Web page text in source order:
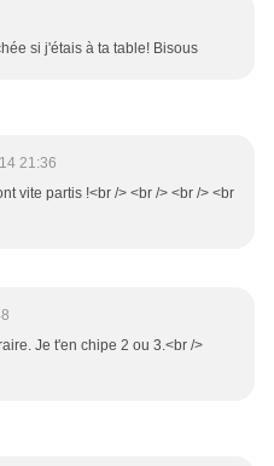
si j'étais à ta table! Bisous
21:36
vite partis !<br /> <br /> <br /> <br
Je t'en chipe 2 ou 3.<br />